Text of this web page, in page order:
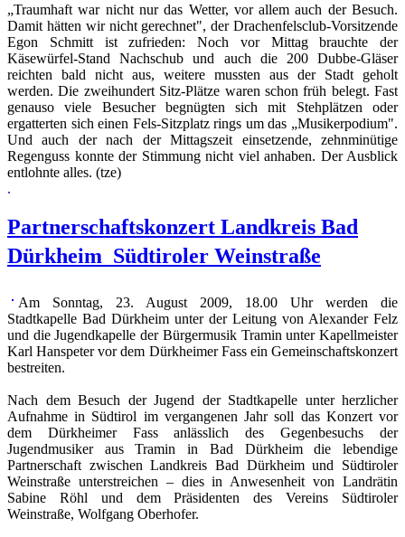
„Traumhaft war nicht nur das Wetter, vor allem auch der Besuch.
Damit hätten wir nicht gerechnet", der Drachenfelsclub-Vorsitzende
Egon Schmitt ist zufrieden: Noch vor Mittag brauchte der
Käsewürfel-Stand Nachschub und auch die 200 Dubbe-Gläser
reichten bald nicht aus, weitere mussten aus der Stadt geholt
werden. Die zweihundert Sitz-Plätze waren schon früh belegt. Fast
genauso viele Besucher begnügten sich mit Stehplätzen oder
ergatterten sich einen Fels-Sitzplatz rings um das „Musikerpodium".
Und auch der nach der Mittagszeit einsetzende, zehnminütige
Regenguss konnte der Stimmung nicht viel anhaben. Der Ausblick
entlohnte alles. (tze)
.
Partnerschaftskonzert Landkreis Bad
Dürkheim  Südtiroler Weinstraße
Am Sonntag, 23. August 2009, 18.00 Uhr werden die
Stadtkapelle Bad Dürkheim unter der Leitung von Alexander Felz
und die Jugendkapelle der Bürgermusik Tramin unter Kapellmeister
Karl Hanspeter vor dem Dürkheimer Fass ein Gemeinschaftskonzert
bestreiten.
Nach dem Besuch der Jugend der Stadtkapelle unter herzlicher
Aufnahme in Südtirol im vergangenen Jahr soll das Konzert vor
dem Dürkheimer Fass anlässlich des Gegenbesuchs der
Jugendmusiker aus Tramin in Bad Dürkheim die lebendige
Partnerschaft zwischen Landkreis Bad Dürkheim und Südtiroler
Weinstraße unterstreichen – dies in Anwesenheit von Landrätin
Sabine Röhl und dem Präsidenten des Vereins Südtiroler
Weinstraße, Wolfgang Oberhofer.